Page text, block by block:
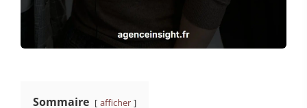
Sommaire afficher